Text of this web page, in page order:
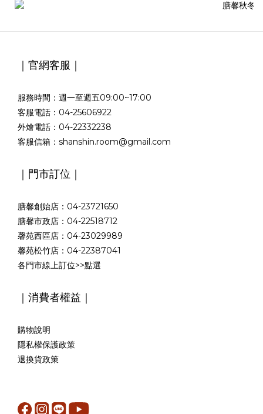
｜官網客服｜
服務時間：週一至週五09:00~17:00
客服電話：04-25606922
外燴電話：04-22332238
客服信箱：shanshin.room@gmail.com
｜門市訂位｜
膳馨創始店：04-23721650
膳馨市政店：04-22518712
馨苑西區店：04-23029989
馨苑松竹店：04-22387041
各門市線上訂位>>點選
｜消費者權益｜
購物說明
隱私權保護政策
退換貨政策